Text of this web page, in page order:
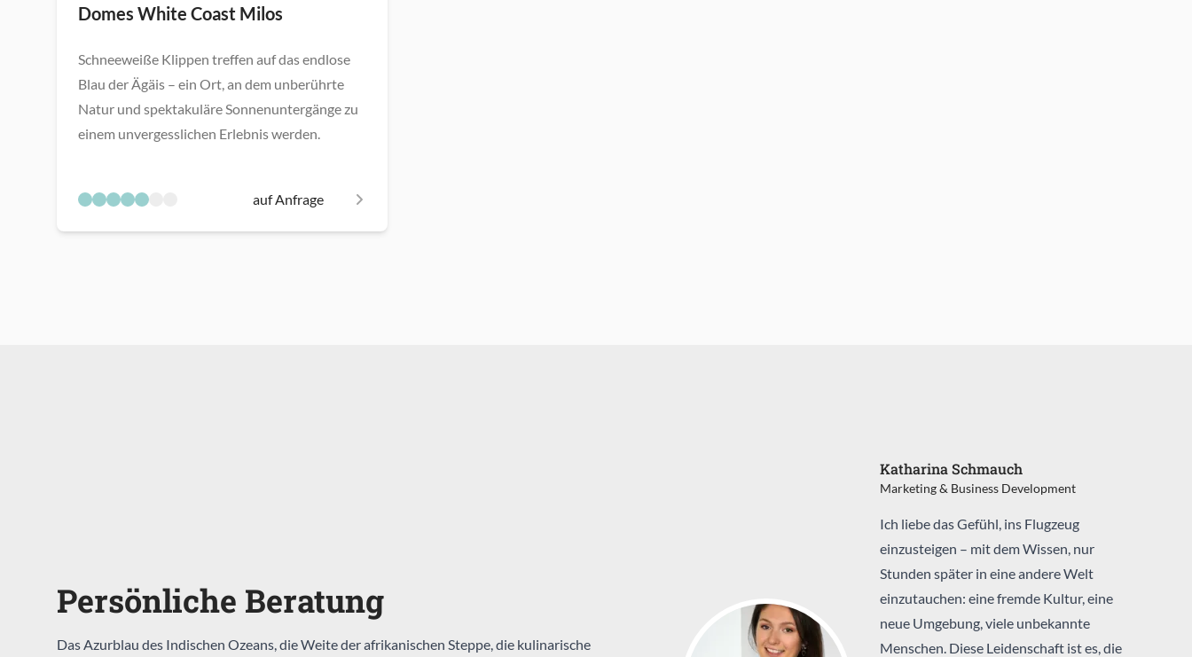
Domes White Coast Milos
Schneeweiße Klippen treffen auf das endlose
Blau der Ägäis – ein Ort, an dem unberührte
Natur und spektakuläre Sonnenuntergänge zu
einem unvergesslichen Erlebnis werden.
auf Anfrage
Persönliche Beratung
Das Azurblau des Indischen Ozeans, die Weite der afrikanischen Steppe, die kulinarische
Katharina Schmauch
Marketing & Business Development
Ich liebe das Gefühl, ins Flugzeug
einzusteigen – mit dem Wissen, nur
Stunden später in eine andere Welt
einzutauchen: eine fremde Kultur, eine
neue Umgebung, viele unbekannte
Menschen. Diese Leidenschaft ist es, die